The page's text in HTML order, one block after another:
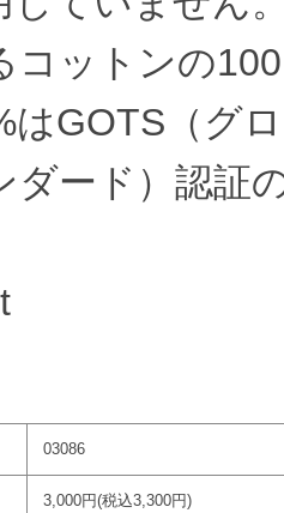
コットンの
はGOTS（グ
ダード）認証
03086
3,000円(税込3,300円)